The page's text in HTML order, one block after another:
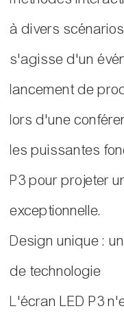
à divers
s'agisse d'un
lancement de
lors d'une
les puissantes
P3 pour projeter
exceptionnelle.
Design unique :
de technologie
L'écran LED P3